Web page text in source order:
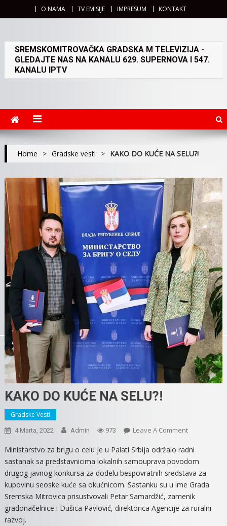
O NAMA TV EMISIJE IMPRESUM KONTAKT
SREMSKOMITROVAČKA GRADSKA M TELEVIZIJA -
GLEDAJTE NAS NA KANALU 629. SUPERNOVA I 547.
KANALU IPTV
Home > Gradske vesti > KAKO DO KUĆE NA SELU?!
KAKO DO KUĆE NA SELU?!
Gradske Vesti
4 Marta, 2022 Admin 973 Leave A CommentOn
DO
KUĆE
NA
SELU?!
Ministarstvo za brigu o celu je u Palati Srbija održalo radni
sastanak sa predstavnicima lokalnih samouprava povodom
drugog javnog konkursa za dodelu bespovratnih sredstava za
kupovinu seoske kuće sa okućnicom. Sastanku su u ime Grada
Sremska Mitrovica prisustvovali Petar Samardžić, zamenik
gradonačelnice i Dušica Pavlović, direktorica Agencije za ruralni
razvoj.